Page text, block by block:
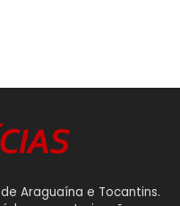
Araguaína e Tocantins.